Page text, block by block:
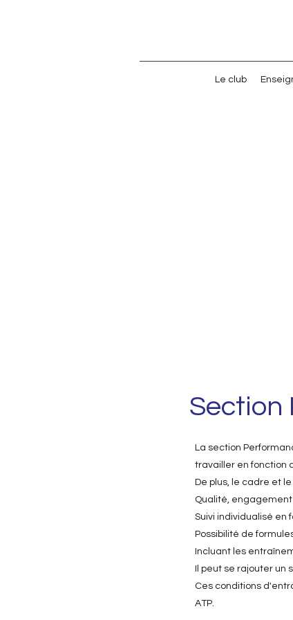
Le club
Section
La section
travailler en fonction
De plus, le cadre et
Qualité,
Suivi individualisé en
Possibilité de
Incluant les
Il peut se rajouter un
Ces conditions
ATP.